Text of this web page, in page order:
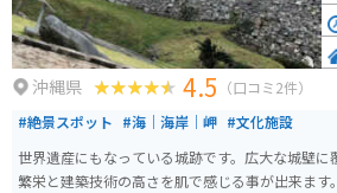
沖縄県 4.5 （口コミ2件）
#絶景スポット #海｜海岸｜岬 #文化施設
世界遺産にもなっている城跡です。広大な城壁に
繁栄と建築技術の高さを肌で感じる事が出来ます